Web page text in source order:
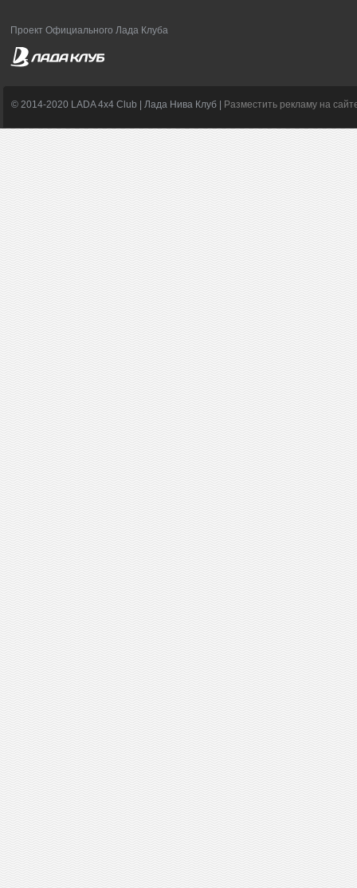
Проект Официального Лада Клуба
© 2014-2020 LADA 4x4 Club | Лада Нива Клуб | Разместить рекламу на